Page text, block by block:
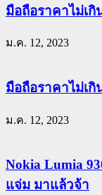
มือถือราคาไม่เ
ม.ค. 12, 2023
มือถือราคาไม่เ
ม.ค. 12, 2023
Nokia Lumia
แจ่ม มาแล้วจ้า